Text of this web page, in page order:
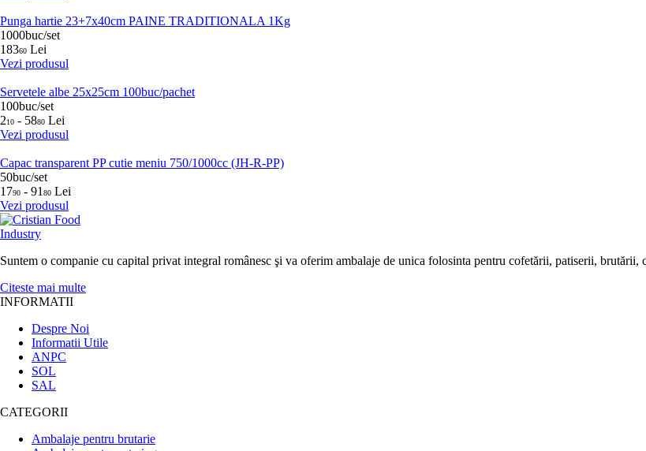
Punga hartie 23+7x40cm PAINE TRADITIONALA 1Kg
1000buc/set
18360 Lei
Vezi produsul
Servetele albe 25x25cm 100buc/pachet
100buc/set
210 - 5880 Lei
Vezi produsul
Capac transparent PP cutie meniu 750/1000cc (JH-R-PP)
50buc/set
1790 - 91 80 Lei
Vezi produsul
Suntem o companie cu capital privat integral românesc şi va oferim ambalaje de unica folosinta pentru cofetării, patiserii,
Citeste mai multe
INFORMATII
Despre Noi
Informatii Utile
ANPC
SOL
SAL
CATEGORII
Ambalaje pentru brutarie